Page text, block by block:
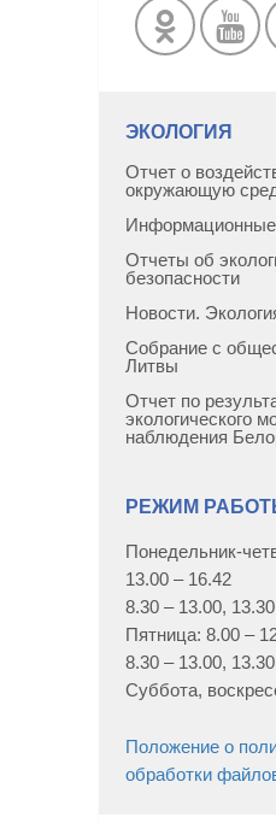
ЭКОЛОГИЯ
Отчет о
окружающую
Отчеты об
безопасности
Новости.
Собрание с
Литвы
Отчет по
экологического
наблюдения
РЕЖИМ
Понедельник-
13.00 – 16.42
8.30 – 13.00,
Пятница: 8.00 –
8.30 – 13.00,
Суббота,
Положение о
обработки